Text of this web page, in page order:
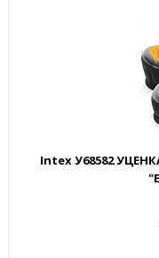
Intex У68582